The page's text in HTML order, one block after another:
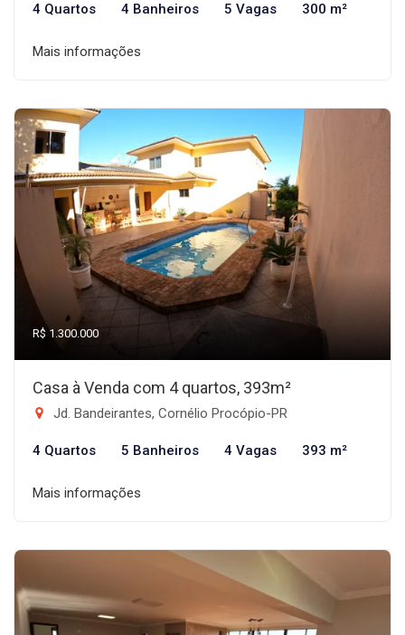
4 Quartos 4 Banheiros 5 Vagas 300 m²
Mais informações
R$ 1.300.000
Casa à Venda com 4 quartos, 393m²
Jd. Bandeirantes, Cornélio Procópio-PR
4 Quartos 5 Banheiros 4 Vagas 393 m²
Mais informações